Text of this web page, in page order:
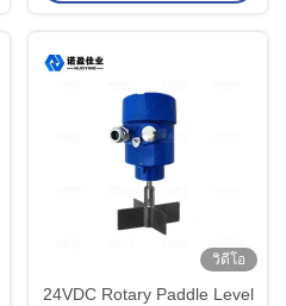
วิดีโอ
24VDC Rotary Paddle Level